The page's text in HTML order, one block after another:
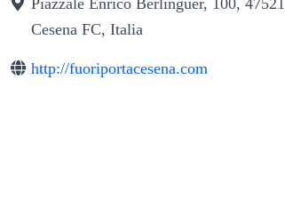
Piazzale Enrico Berlinguer, 100, 47521
Cesena FC, Italia
http://fuoriportacesena.com